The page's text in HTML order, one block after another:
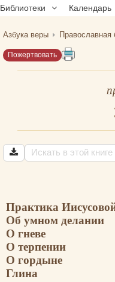
Библиотеки Календарь
Азбука веры Православная
Пожертвовать
Практика
Об умном делании
О гневе
О терпении
О гордыне
Глина